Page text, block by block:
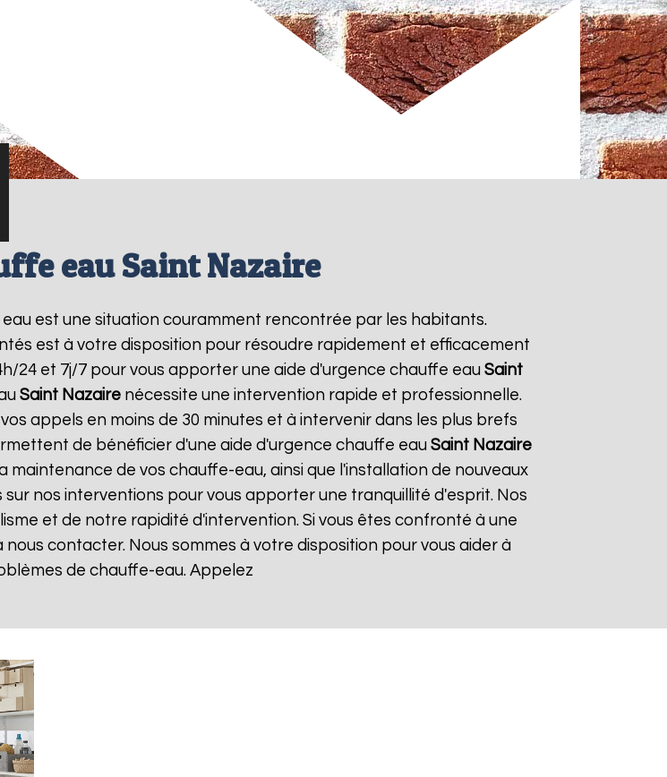
eau Saint Nazaire
est une situation couramment rencontrée par les habitants.
est à votre disposition pour résoudre rapidement et efficacement
24 et 7j/7 pour vous apporter une aide d'urgence chauffe eau Saint
Saint Nazairenécessite une intervention rapide et professionnelle.
appels en moins de 30 minutes et à intervenir dans les plus brefs
de bénéficier d'une aide d'urgence chauffe eau Saint Nazaire
maintenance de vos chauffe-eau, ainsi que l'installation de nouveaux
nos interventions pour vous apporter une tranquillité d'esprit. Nos
et de notre rapidité d'intervention. Si vous êtes confronté à une
nous contacter. Nous sommes à votre disposition pour vous aider à
de chauffe-eau. Appelez